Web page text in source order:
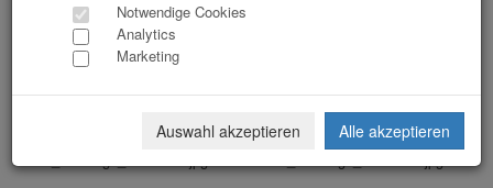
Notwendige Cookies
Analytics
Marketing
Auswahl akzeptieren Alle akzeptieren